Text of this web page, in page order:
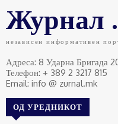
Журнал
независен информативен
Адреса: 8 Ударна Бригада
Телефон: + 389 2 3217 815
Email: info @ zurnal.mk
ОД УРЕДНИКОТ